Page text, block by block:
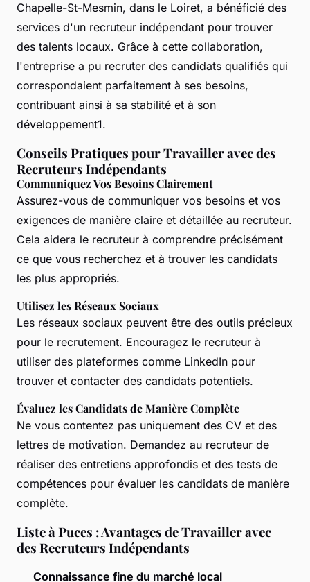
Chapelle-St-Mesmin, dans le Loiret, a bénéficié des
services d'un recruteur indépendant pour trouver
des talents locaux. Grâce à cette collaboration,
l'entreprise a pu recruter des candidats qualifiés qui
correspondaient parfaitement à ses besoins,
contribuant ainsi à sa stabilité et à son
développement1.
Conseils Pratiques pour Travailler avec des
Recruteurs Indépendants
Communiquez Vos Besoins Clairement
Assurez-vous de communiquer vos besoins et vos
exigences de manière claire et détaillée au recruteur.
Cela aidera le recruteur à comprendre précisément
ce que vous recherchez et à trouver les candidats
les plus appropriés.
Utilisez les Réseaux Sociaux
Les réseaux sociaux peuvent être des outils précieux
pour le recrutement. Encouragez le recruteur à
utiliser des plateformes comme LinkedIn pour
trouver et contacter des candidats potentiels.
Évaluez les Candidats de Manière Complète
Ne vous contentez pas uniquement des CV et des
lettres de motivation. Demandez au recruteur de
réaliser des entretiens approfondis et des tests de
compétences pour évaluer les candidats de manière
complète.
Liste à Puces : Avantages de Travailler avec
des Recruteurs Indépendants
Connaissance fine du marché local